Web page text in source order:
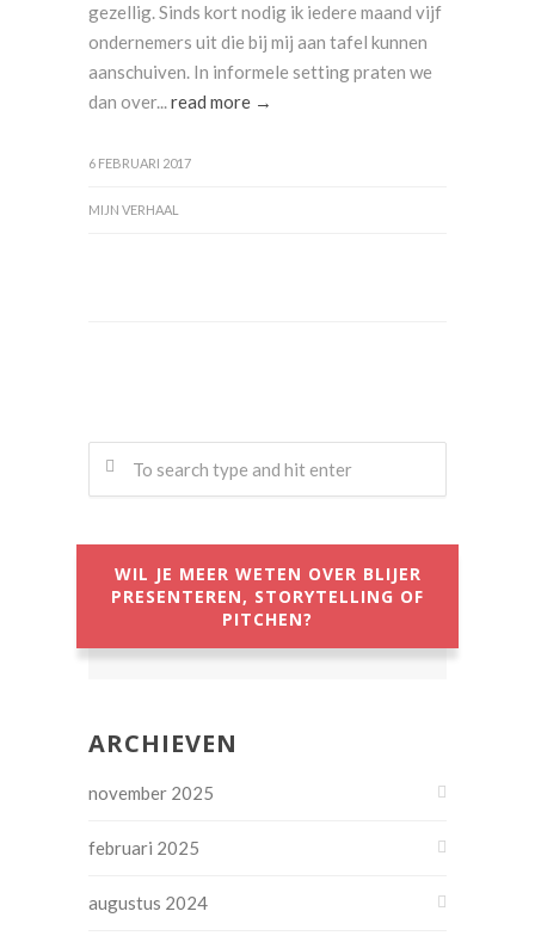
gezellig. Sinds kort nodig ik iedere maand vijf
ondernemers uit die bij mij aan tafel kunnen
aanschuiven. In informele setting praten we
dan over...read more →
6 FEBRUARI 2017
MIJN VERHAAL
WIL JE MEER WETEN OVER BLIJER
PRESENTEREN, STORYTELLING OF
PITCHEN?
ARCHIEVEN
november 2025
februari 2025
augustus 2024